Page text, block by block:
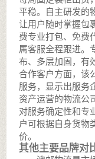
平稳。自主研发的
让用户随时掌握包
费专业打包、免费
属客服全程跟进。
布、多层加固，有
合作客户方面，该
服务，显示出服务
资产运营的物流公
对服务确定性和专
户可根据自身货物
价。
其他主要品牌对